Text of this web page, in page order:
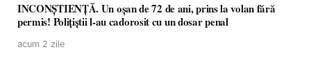
INCONȘTIENȚĂ. Un oșan de 72 de ani, prins la volan fără
permis! Polițiștii l-au cadorosit cu un dosar penal
acum 2 zile